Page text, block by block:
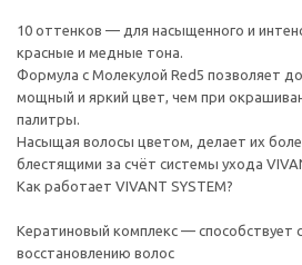
10 оттенков — для насыщенного и
красные и медные тона.
Формула с Молекулой Red5 позволяет
мощный и яркий цвет, чем при
палитры.
Насыщая волосы цветом, делает их
блестящими за счёт системы ухода
Как работает VIVANT SYSTEM?
Кератиновый комплекс — способствует
восстановлению волос